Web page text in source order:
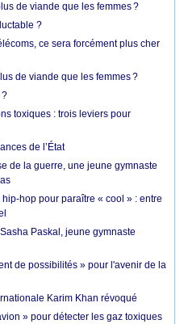
de viande que les femmes ?
?
ce sera forcément plus cher
de viande que les femmes ?
?
toxiques : trois leviers pour
de l’État
de la guerre, une jeune gymnaste
hop pour paraître « cool » : entre
Paskal, jeune gymnaste
de possibilités » pour l'avenir de la
Karim Khan révoqué
» pour détecter les gaz toxiques